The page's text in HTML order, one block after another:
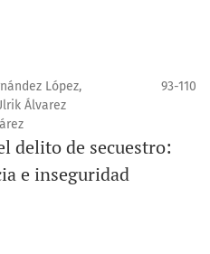
López,
Álvarez
93-110
delito de secuestro:
e inseguridad